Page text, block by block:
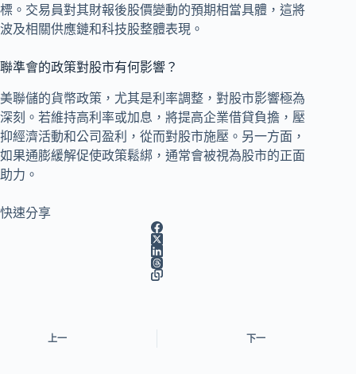
標。交易員對其財報後股價變動的預期相當具體，這將
波及相關供應鏈和科技股整體表現。
聯準會的政策對股市有何影響？
美聯儲的貨幣政策，尤其是利率調整，對股市影響極為
深刻。若維持高利率或加息，將提高企業借貸負擔，壓
抑經濟活動和公司盈利，從而對股市施壓。另一方面，
如果通膨緩解促使政策鬆綁，通常會被視為股市的正面
助力。
快速分享
上一 下一